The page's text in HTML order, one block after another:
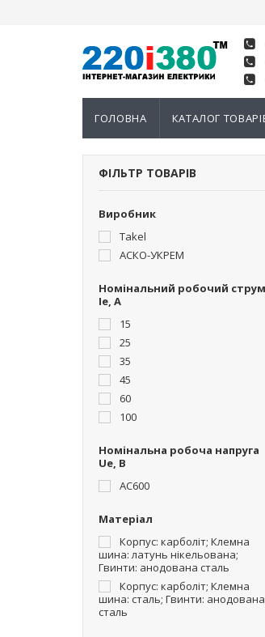
ГОЛОВНА КАТАЛОГ
ФІЛЬТР ТОВАРІВ
Виробник
Takel
АСКО-УКРЕМ
Номінальний робочий струм
Ie, A
15
25
35
45
60
100
Номінальна робоча напруга
Ue, В
AC600
Матеріал
Корпус: карболіт; Клемна
шина: латунь нікельована;
Гвинти: анодована сталь
Корпус: карболіт; Клемна
шина: сталь; Гвинти: анодована
сталь